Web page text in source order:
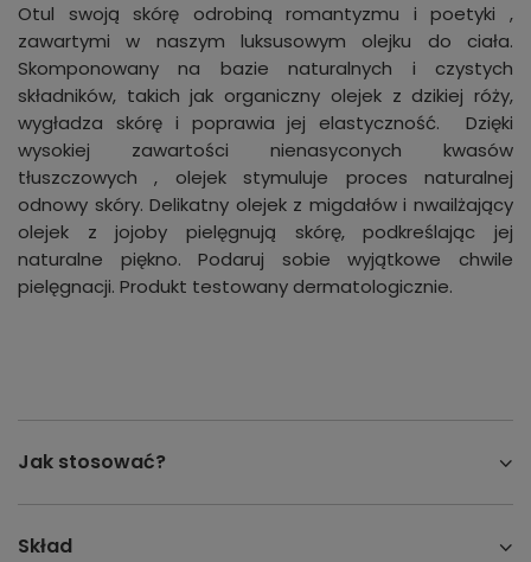
Otul swoją skórę odrobiną romantyzmu i poetyki ,
zawartymi w naszym luksusowym olejku do ciała.
Skomponowany na bazie naturalnych i czystych
składników, takich jak organiczny olejek z dzikiej róży,
wygładza skórę i poprawia jej elastyczność. Dzięki
wysokiej zawartości nienasyconych kwasów
tłuszczowych , olejek stymuluje proces naturalnej
odnowy skóry. Delikatny olejek z migdałów i nwailżający
olejek z jojoby pielęgnują skórę, podkreślając jej
naturalne piękno. Podaruj sobie wyjątkowe chwile
pielęgnacji. Produkt testowany dermatologicznie.
Jak stosować?
Skład